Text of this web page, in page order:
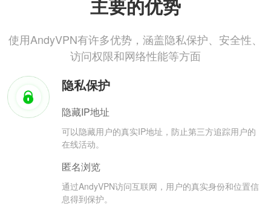
主要的优势
使用AndyVPN有许多优势，涵盖隐私保护、安全性、
访问权限和网络性能等方面
隐私保护
隐藏IP地址
可以隐藏用户的真实IP地址，防止第三方追踪用户的
在线活动。
匿名浏览
通过AndyVPN访问互联网，用户的真实身份和位置信
息得到保护。